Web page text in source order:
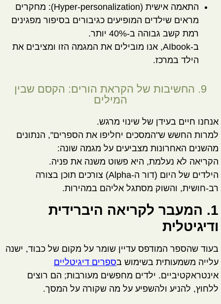
התאמה אישית (Hyper-personalization):
מחקרים
מראים שילדים המופיעים כגיבורים בסיפור מפגינים
רמת קשב גבוהה ב-40% יותר.
ב-AIbook, אנו מובילים את המגמה הזו ומציבים את
הילד במרכז.
9. החשיבות של הקראת הורים: הקסם שבין
המילים
אנחנו חיים בעידן של שינוי מרגש.
למרות החשש ש"המסכים יחליפו את הספרים", הנתונים
מהשנים האחרונות מצביעים על מגמה שונה:
הקריאה לא נעלמת, היא פשוט משנה את פניה.
הילדים של היום (דור ה-Alpha) צורכים תוכן בצורה
רב-חושית, והשוק מסתגל אליהם במהירות.
1. המעבר לקריאה היברידית
ודיגיטלית
בעוד שהספר המודפס עדיין שומר על מקום של כבוד, ישנה
עלייה משמעותית בשימוש בספרים דיגיטליים
אינטראקטיביים. ילדים מחפשים מעורבות; הם רוצים
ללחוץ, להניע ולהשפיע על מה שקורה על המסך.